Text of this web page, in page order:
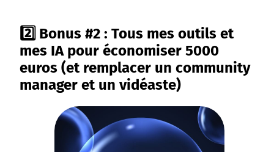
2️⃣ Bonus #2 : Tous mes outils et
mes IA pour économiser 5000
euros (et remplacer un community
manager et un vidéaste)